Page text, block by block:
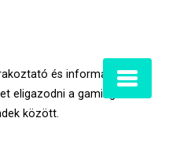
és informatív
eligazodni a gaming
között.